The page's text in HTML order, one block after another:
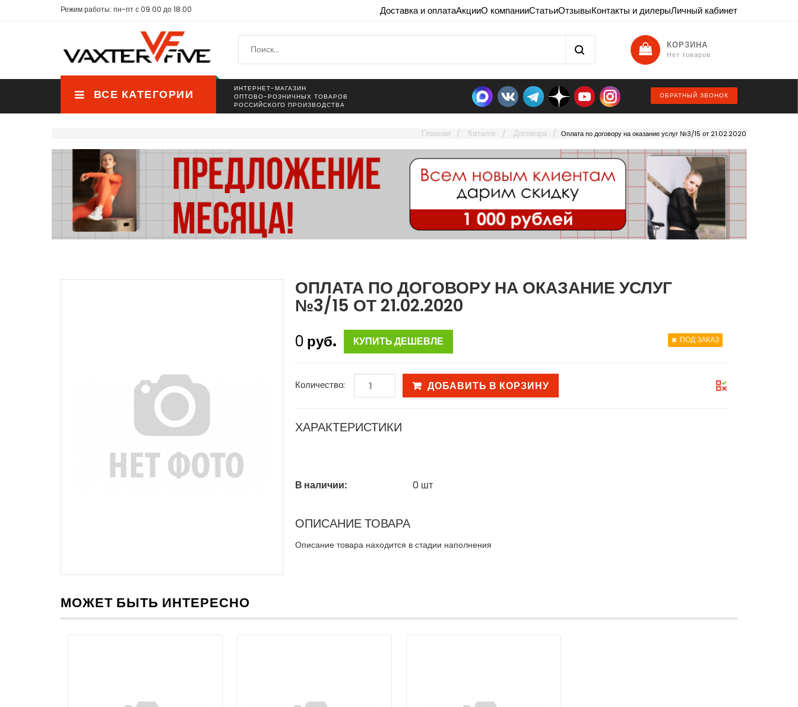
Режим работы: пн-пт с 09.00 до 18.00 Доставка и оплатаАкцииО компанииСтатьиОтзывыКонтакты и дилерыЛичный кабинет
КОРЗИНА
Нет товаров
ВСЕ КАТЕГОРИИ
ИНТЕРНЕТ-МАГАЗИН
ОПТОВО-РОЗНИЧНЫХ ТОВАРОВ
РОССИЙСКОГО ПРОИЗВОДСТВА
ОБРАТНЫЙ ЗВОНОК
Главная Каталог Договора Оплата по договору на оказание услуг №3/15 от 21.02.2020
ОПЛАТА ПО ДОГОВОРУ НА ОКАЗАНИЕ УСЛУГ
№3/15 ОТ 21.02.2020
0 руб. КУПИТЬ ДЕШЕВЛЕ ПОД ЗАКАЗ
Количество: ДОБАВИТЬ В КОРЗИНУ
ХАРАКТЕРИСТИКИ
В наличии: 0шт
ОПИСАНИЕ ТОВАРА
Описание товара находится в стадии наполнения
МОЖЕТ БЫТЬ ИНТЕРЕСНО